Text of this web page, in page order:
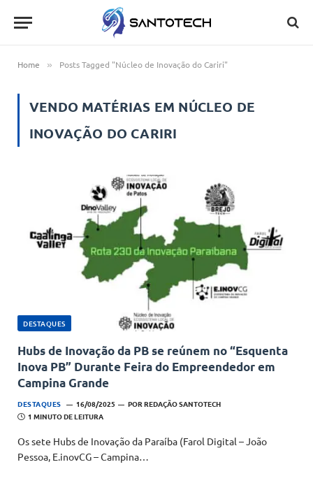
Home » Posts Tagged "Núcleo de Inovação do Cariri"
VENDO MATÉRIAS EM NÚCLEO DE
INOVAÇÃO DO CARIRI
DESTAQUES
Hubs de Inovação da PB se reúnem no “Esquenta
Inova PB” Durante Feira do Empreendedor em
Campina Grande
DESTAQUES 16/08/2025 POR REDAÇÃO SANTOTECH
1 MINUTO DE LEITURA
Os sete Hubs de Inovação da Paraíba (Farol Digital – João
Pessoa, E.inovCG – Campina…